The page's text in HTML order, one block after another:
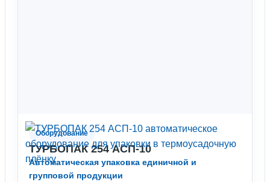
Оборудование
ТУРБОПАК 254 АСП-10
Автоматическая упаковка единичной и
групповой продукции